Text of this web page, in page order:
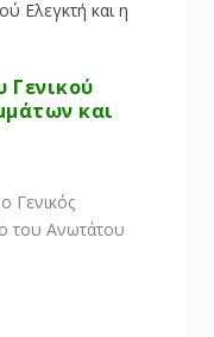
Γενικού
και
Γενικός
του Ανωτάτου